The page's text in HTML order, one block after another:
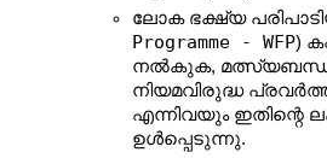
ലോക ഭക്ഷ്യ
Programme - WFP)
നൽകുക, മത്സ്യബന്ധനം
നിയമവിരുദ്ധ
എന്നിവയും ഇതിന്റെ
ഉൾപ്പെടുന്നു.